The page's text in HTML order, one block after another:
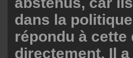
dans la
répondu à
directement. Il